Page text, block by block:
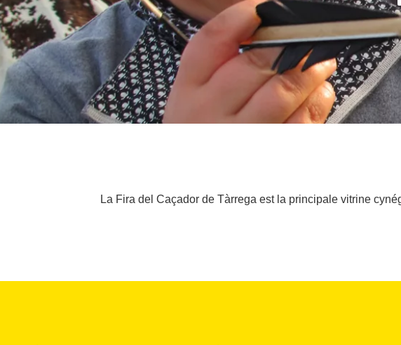
La Fira del Caçador de Tàrrega est la principale vitrine